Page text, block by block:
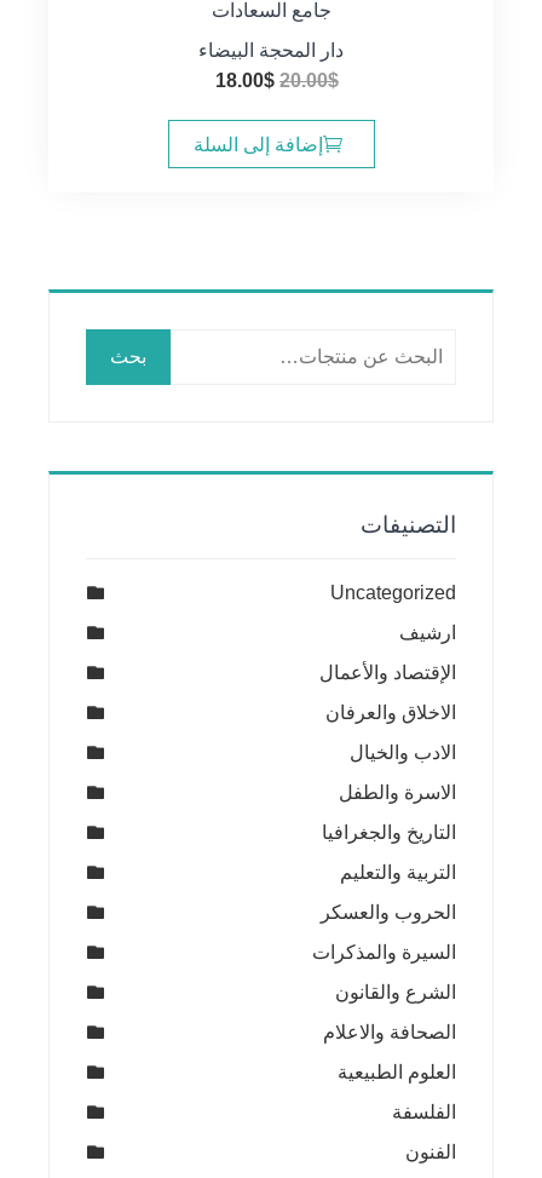
جامع السعادات
دار المحجة البيضاء
20.00$
السعر
هو:
20.00$.
18.00$
هو:
18.00$.
إضافة إلى السلة
بحث
التصنيفات
Uncategorized
ارشيف
الإقتصاد والأعمال
الاخلاق والعرفان
الادب والخيال
الاسرة والطفل
التاريخ والجغرافيا
التربية والتعليم
الحروب والعسكر
السيرة والمذكرات
الشرع والقانون
الصحافة والاعلام
العلوم الطبيعية
الفلسفة
الفنون